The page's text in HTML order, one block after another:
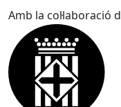
Amb la col·laboració